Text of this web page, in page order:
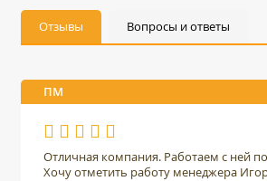
Отзывы Вопросы и ответы
ПМ
Отличная компания. Работаем с ней
Хочу отметить работу менеджера